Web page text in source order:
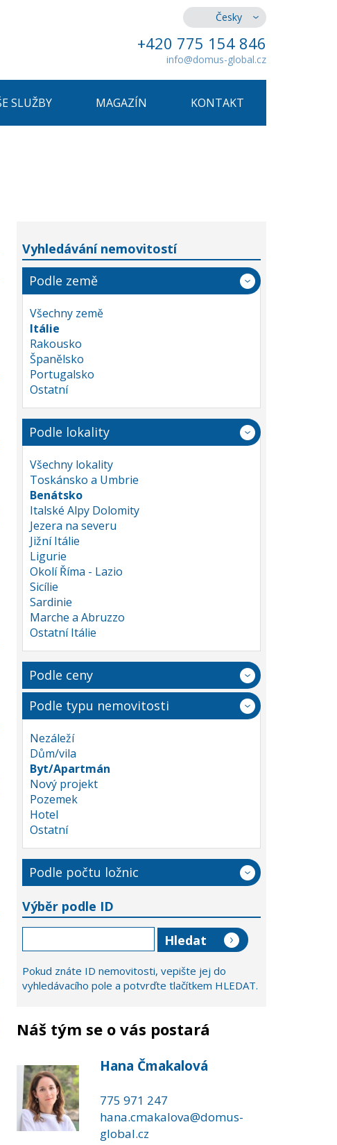
Česky
+420 775 154 846
info@domus-global.cz
SLUŽBY MAGAZÍN KONTAKT
Vyhledávání nemovitostí
Podle země
Všechny země
Itálie
Rakousko
Španělsko
Portugalsko
Ostatní
Podle lokality
Všechny lokality
Toskánsko a Umbrie
Benátsko
Italské Alpy Dolomity
Jezera na severu
Jižní Itálie
Ligurie
Okolí Říma - Lazio
Sicílie
Sardinie
Marche a Abruzzo
Ostatní Itálie
Podle ceny
Podle typu nemovitosti
Nezáleží
Dům/vila
Byt/Apartmán
Nový projekt
Pozemek
Hotel
Ostatní
Podle počtu ložnic
Výběr podle ID
Pokud znáte ID nemovitosti, vepište jej do
vyhledávacího pole a potvrďte tlačítkem HLEDAT.
Náš tým se o vás postará
Hana Čmakalová
775 971 247
hana.cmakalova@domus-
global.cz